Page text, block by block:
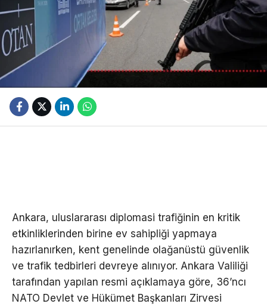
Ankara, uluslararası diplomasi trafiğinin en kritik
etkinliklerinden birine ev sahipliği yapmaya
hazırlanırken, kent genelinde olağanüstü güvenlik
ve trafik tedbirleri devreye alınıyor. Ankara Valiliği
tarafından yapılan resmi açıklamaya göre, 36’ncı
NATO Devlet ve Hükümet Başkanları Zirvesi